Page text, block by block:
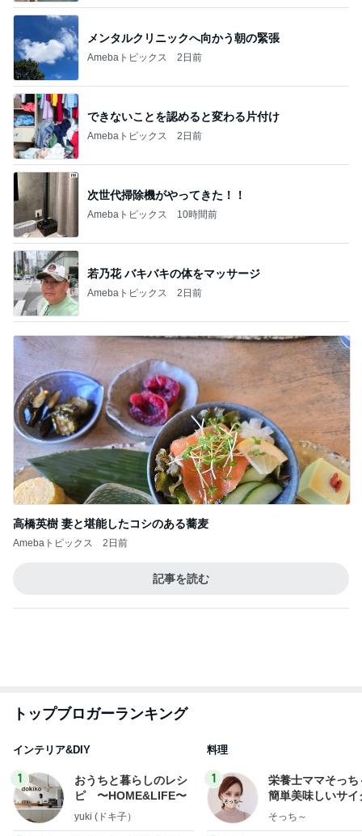
メンタルクリニックへ向かう朝の緊張
Amebaトピックス 2日前
できないことを認めると変わる片付け
Amebaトピックス 2日前
次世代掃除機がやってきた！！
Amebaトピックス 10時間前
若乃花 バキバキの体をマッサージ
Amebaトピックス 2日前
高橋英樹 妻と堪能したコシのある蕎麦
Amebaトピックス 2日前
記事を読む
トップブロガーランキング
インテリア&DIY
1
おうちと暮らしのレシ
ピ 〜HOME&LIFE〜
yuki (ドキ子）
料理
1
栄養士ママそっち
簡単美味しいサイ
献立
そっち～